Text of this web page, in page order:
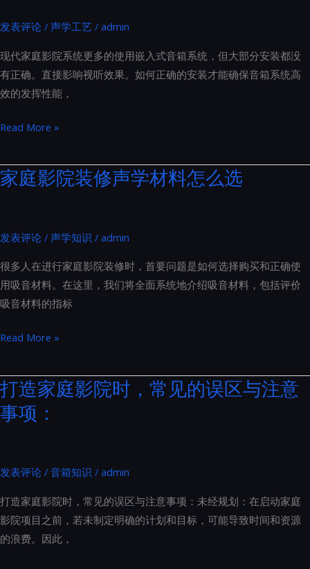
座
的
全
面
级
院
修
的
要
主
涵
盖
下
几
个
方
发表评论 / 声学工艺 / admin
现代家庭影院系统更多的使用嵌入式音箱系统，但大部分安装都没
有正确。直接影响视听效果。如何正确的安装才能确保音箱系统高
效的发挥性能，
如
正
确
嵌
式
音
箱
系
防
止
共
专
业
安
装
Read More »
家庭影院装修声学材料怎么选
发表评论 / 声学知识 / admin
很多人在进行家庭影院装修时，首要问题是如何选择购买和正确使
用吸音材料。在这里，我们将全面系统地介绍吸音材料，包括评价
吸音材料的指标
家
影
院
装
学
料
怎
么
Read More »
打造家庭影院时，常见的误区与注意
事项：
发表评论 / 音箱知识 / admin
打造家庭影院时，常见的误区与注意事项：未经规划：在启动家庭
影院项目之前，若未制定明确的计划和目标，可能导致时间和资源
的浪费。因此，